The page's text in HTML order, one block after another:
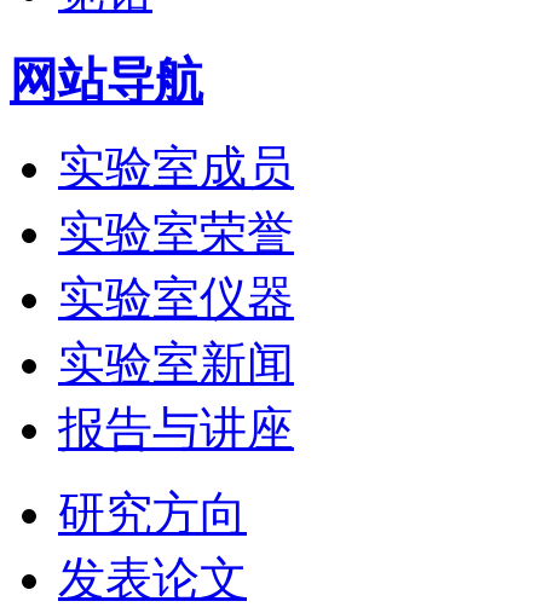
网站导航
实验室成员
实验室荣誉
实验室仪器
实验室新闻
报告与讲座
研究方向
发表论文